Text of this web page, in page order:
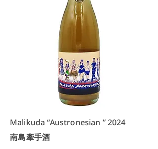
Malikuda “Austronesian ” 2024
南島牽手酒